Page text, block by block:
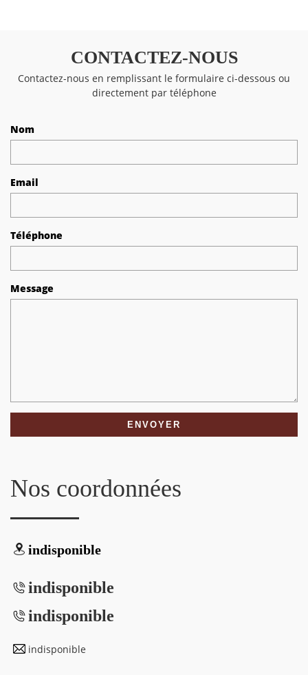
CONTACTEZ-NOUS
Contactez-nous en remplissant le formulaire ci-dessous ou
directement par téléphone
Nom
Email
Téléphone
Message
Nos coordonnées
indisponible
indisponible
indisponible
indisponible